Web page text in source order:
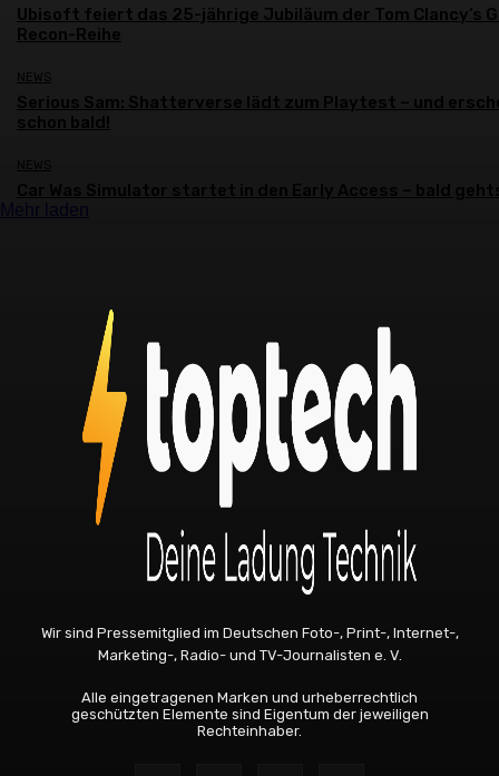
Ubisoft feiert das 25-jährige Jubiläum der Tom Clancy’s
Recon-Reihe
NEWS
Serious Sam: Shatterverse lädt zum Playtest – und
schon bald!
Wir sind Pressemitglied im Deutschen Foto-, Print-, Internet-,
Marketing-, Radio- und TV-Journalisten e. V.
Alle eingetragenen Marken und urheberrechtlich
geschützten Elemente sind Eigentum der jeweiligen
Rechteinhaber.